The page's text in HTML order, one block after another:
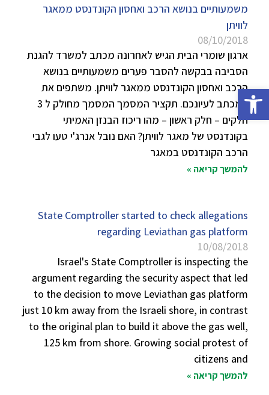
פתח סרגל נגישות
משמעותיים בנושא הרכב ואחסון הקונדנסט ממאגר
לוויתן
08/10/2018
ארגון שומרי הבית הגיש לאחרונה מכתב למשרד להגנת
הסביבה בבקשה להסבר פערים משמעותיים בנושא
הרכב ואחסון הקונדנסט ממאגר לוויתן. משתפים את
המכתב לעיונכם. תקציר המסמך המסמך מחולק ל 3
חלקים – חלק ראשון – מהו ריכוז הבנזן האמיתי
בקונדנסט של מאגר לוויתן? האם נובל אנרג'י טעו לגבי
הרכב הקונדנסט במאגר
להמשך קריאה »
State Comptroller started to check allegations
regarding Leviathan gas platform
10/08/2018
Israel's State Comptroller is inspecting the
argument regarding the security aspect that led
to the decision to move Leviathan gas platform
just 10 km away from the Israeli shore, in contrast
to the original plan to build it above the gas well,
125 km from shore. Growing social protest of
citizens and
להמשך קריאה »